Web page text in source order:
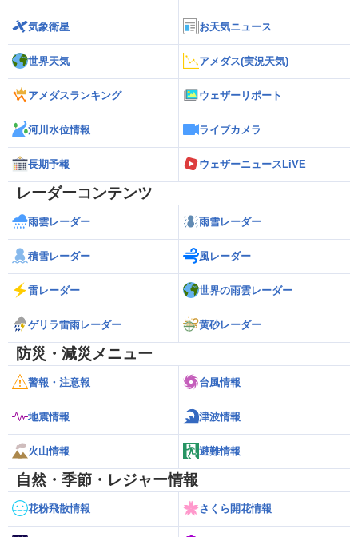
気象衛星 お天気ニュース
世界天気 アメダス(実況天気)
アメダスランキング ウェザーリポート
河川水位情報 ライブカメラ
長期予報 ウェザーニュースLiVE
レーダーコンテンツ
雨雲レーダー 雨雪レーダー
積雪レーダー 風レーダー
雷レーダー 世界の雨雲レーダー
ゲリラ雷雨レーダー 黄砂レーダー
防災・減災メニュー
警報・注意報 台風情報
地震情報 津波情報
火山情報 避難情報
自然・季節・レジャー情報
花粉飛散情報 さくら開花情報